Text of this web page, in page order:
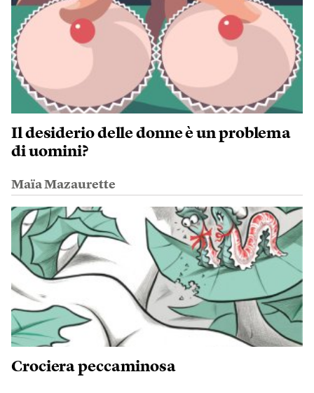
Il desiderio delle donne è un problema
di uomini?
Maïa Mazaurette
Crociera peccaminosa